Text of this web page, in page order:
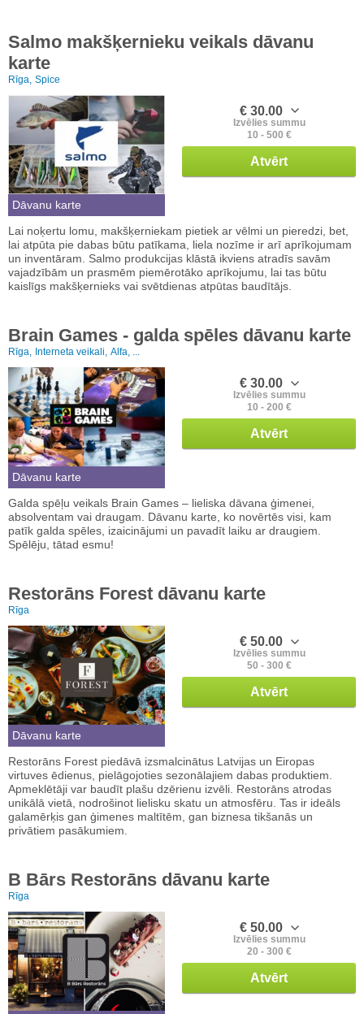
Salmo makšķernieku veikals dāvanu
karte
Rīga, Spice
Dāvanu karte
€ 30.00
Izvēlies summu
10 - 500 €
Atvērt
Lai noķertu lomu, makšķerniekam pietiek ar vēlmi un pieredzi, bet,
lai atpūta pie dabas būtu patīkama, liela nozīme ir arī aprīkojumam
un inventāram. Salmo produkcijas klāstā ikviens atradīs savām
vajadzībām un prasmēm piemērotāko aprīkojumu, lai tas būtu
kaislīgs makšķernieks vai svētdienas atpūtas baudītājs.
Brain Games - galda spēles dāvanu karte
Rīga, Interneta veikali, Alfa, ...
Dāvanu karte
€ 30.00
Izvēlies summu
10 - 200 €
Atvērt
Galda spēļu veikals Brain Games – lieliska dāvana ģimenei,
absolventam vai draugam. Dāvanu karte, ko novērtēs visi, kam
patīk galda spēles, izaicinājumi un pavadīt laiku ar draugiem.
Spēlēju, tātad esmu!
Restorāns Forest dāvanu karte
Rīga
Dāvanu karte
€ 50.00
Izvēlies summu
50 - 300 €
Atvērt
Restorāns Forest piedāvā izsmalcinātus Latvijas un Eiropas
virtuves ēdienus, pielāgojoties sezonālajiem dabas produktiem.
Apmeklētāji var baudīt plašu dzērienu izvēli. Restorāns atrodas
unikālā vietā, nodrošinot lielisku skatu un atmosfēru. Tas ir ideāls
galamērķis gan ģimenes maltītēm, gan biznesa tikšanās un
privātiem pasākumiem.
B Bārs Restorāns dāvanu karte
Rīga
€ 50.00
Izvēlies summu
20 - 300 €
Atvērt